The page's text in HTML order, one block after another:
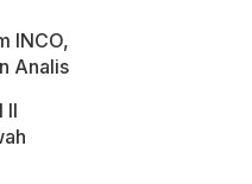
INCO,
Analis
II